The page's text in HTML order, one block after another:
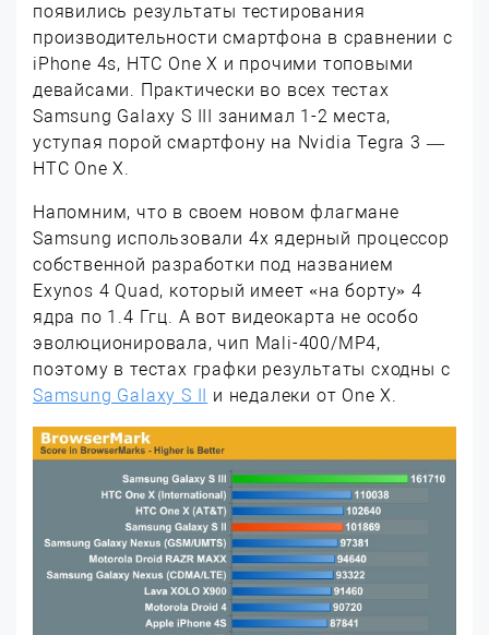
появились результаты тестирования
производительности смартфона в сравнении с
iPhone 4s, HTC One X и прочими топовыми
девайсами. Практически во всех тестах
Samsung Galaxy S III занимал 1-2 места,
уступая порой смартфону на Nvidia Tegra 3 —
HTC One X.
Напомним, что в своем новом флагмане
Samsung использовали 4х ядерный процессор
собственной разработки под названием
Exynos 4 Quad, который имеет «на борту» 4
ядра по 1.4 Ггц. А вот видеокарта не особо
эволюционировала, чип Mali-400/MP4,
поэтому в тестах графки результаты сходны с
Samsung Galaxy S II и недалеки от One X.